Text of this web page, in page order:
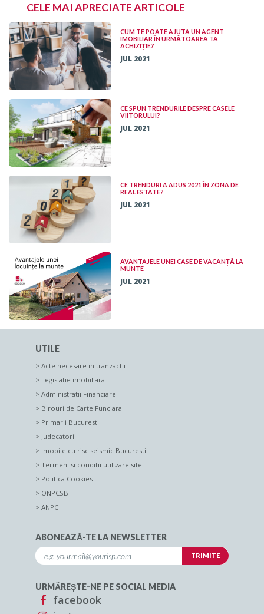
CELE MAI APRECIATE ARTICOLE
CUM TE POATE AJUTA UN AGENT
IMOBILIAR ÎN URMĂTOAREA TA
ACHIZIȚIE?
JUL 2021
CE SPUN TRENDURILE DESPRE CASELE
VIITORULUI?
JUL 2021
CE TRENDURI A ADUS 2021 ÎN ZONA DE
REAL ESTATE?
JUL 2021
AVANTAJELE UNEI CASE DE VACANȚĂ LA
MUNTE
JUL 2021
UTILE
Acte necesare in tranzactii
Legislatie imobiliara
Administratii Financiare
Birouri de Carte Funciara
Primarii Bucuresti
Judecatorii
Imobile cu risc seismic Bucuresti
Termeni si conditii utilizare site
Politica Cookies
ONPCSB
ANPC
ABONEAZĂ-TE LA NEWSLETTER
URMĂREȘTE-NE PE SOCIAL MEDIA
facebook